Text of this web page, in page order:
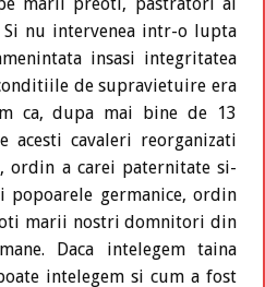
marii preoti, pastratori ai
nu intervenea intr-o lupta
insasi integritatea
de supravietuire era
ca, dupa mai bine de 13
acesti cavaleri reorganizati
ordin a carei paternitate si-
germanice, ordin
marii nostri domnitori din
Daca intelegem taina
intelegem si cum a fost